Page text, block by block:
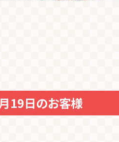
19日のお客様